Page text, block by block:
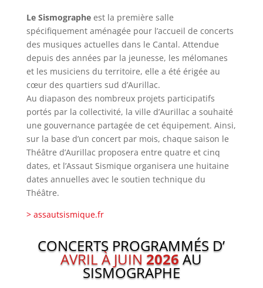
Le Sismographeest la première salle
spécifiquement aménagée pour l’accueil de concerts
des musiques actuelles dans le Cantal. Attendue
depuis des années par la jeunesse, les mélomanes
et les musiciens du territoire, elle a été érigée au
cœur des quartiers sud d’Aurillac.
Au diapason des nombreux projets participatifs
portés par la collectivité, la ville d’Aurillac a souhaité
une gouvernance partagée de cet équipement. Ainsi,
sur la base d’un concert par mois, chaque saison le
Théâtre d’Aurillac proposera entre quatre et cinq
dates, et l’Assaut Sismique organisera une huitaine
dates annuelles avec le soutien technique du
Théâtre.
> assautsismique.fr
CONCERTS PROGRAMMÉS D’
AVRIL À JUIN2026AU
SISMOGRAPHE